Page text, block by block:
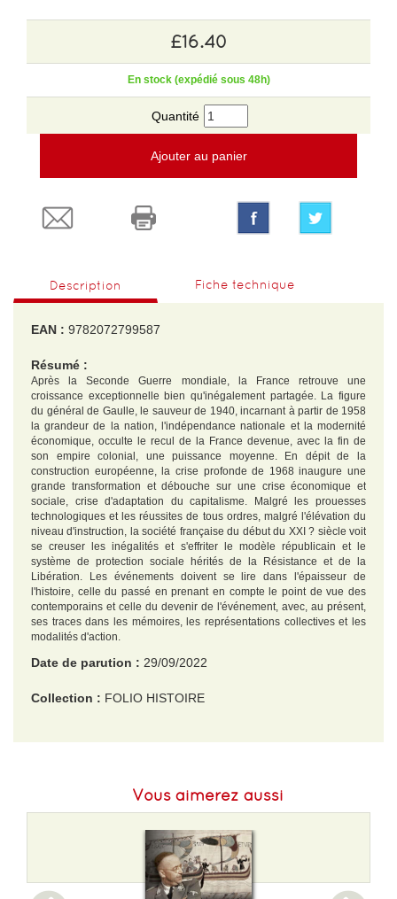
£16.40
En stock (expédié sous 48h)
Quantité
Ajouter au panier
Description Fiche technique
EAN : 9782072799587
Résumé :
Après la Seconde Guerre mondiale, la France retrouve une
croissance exceptionnelle bien qu'inégalement partagée. La figure
du général de Gaulle, le sauveur de 1940, incarnant à partir de 1958
la grandeur de la nation, l'indépendance nationale et la modernité
économique, occulte le recul de la France devenue, avec la fin de
son empire colonial, une puissance moyenne. En dépit de la
construction européenne, la crise profonde de 1968 inaugure une
grande transformation et débouche sur une crise économique et
sociale, crise d'adaptation du capitalisme. Malgré les prouesses
technologiques et les réussites de tous ordres, malgré l'élévation du
niveau d'instruction, la société française du début du XXI ? siècle voit
se creuser les inégalités et s'effriter le modèle républicain et le
système de protection sociale hérités de la Résistance et de la
Libération. Les événements doivent se lire dans l'épaisseur de
l'histoire, celle du passé en prenant en compte le point de vue des
contemporains et celle du devenir de l'événement, avec, au présent,
ses traces dans les mémoires, les représentations collectives et les
modalités d'action.
Date de parution : 29/09/2022
Collection : FOLIO HISTOIRE
Vous aimerez aussi